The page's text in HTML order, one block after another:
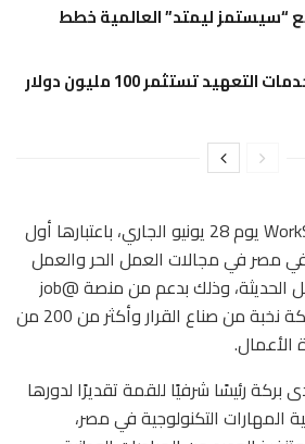
“سيستمز ليمتد” العالمية خطط
“كونيكتا” الإسبانية لخدمات التعهيد تستثمر 100 مليون دولار
وتعقد قمة 2026 WorkShift يوم 28 يونيو الجاري، باعتبارها أول
مصر في مجالات العمل الحر والعمل
عبر الإنترنت وأنماط العمل الحديثة، وذلك بدعم من منصة @job
(الحريفة سابقًا)، وبمشاركة نخبة من صناع القرار وأكثر من 200 من
الأعمال.
بركة رئيسًا شرفيًا للقمة تقديرًا لدورها
المهارات التكنولوجية في مصر،